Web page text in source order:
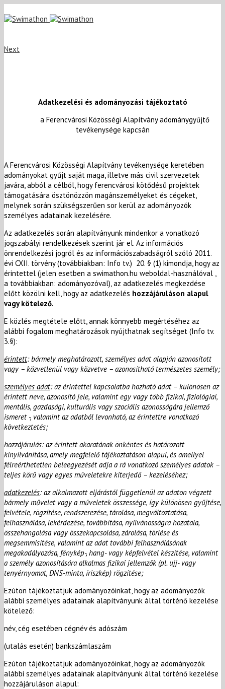
Next
Adatkezelési és adományozási tájékoztató
a Ferencvárosi Közösségi Alapítvány adománygyűjtő
tevékenysége kapcsán
A Ferencvárosi Közösségi Alapítvány tevékenysége keretében
adományokat gyűjt saját maga, illetve más civil szervezetek
javára, abból a célból, hogy ferencvárosi kötődésű projektek
támogatására ösztönözzön magánszemélyeket és cégeket,
melynek során szükségszerűen sor kerül az adományozók
személyes adatainak kezelésére.
Az adatkezelés során alapítványunk mindenkor a vonatkozó
jogszabályi rendelkezések szerint jár el. Az információs
önrendelkezési jogról és az információszabadságról szóló 2011.
évi CXII. törvény (továbbiakban: Info tv.) 20. § (1) kimondja, hogy az
érintettel (jelen esetben a swimathon.hu weboldal-használóval ,
a továbbiakban: adományozóval), az adatkezelés megkezdése
előtt közölni kell, hogy az adatkezelés hozzájáruláson alapul
vagy kötelező.
E közlés megtétele előtt, annak könnyebb megértéséhez az
alábbi fogalom meghatározások nyújthatnak segítséget (Info tv.
3.§):
érintett:bármely meghatározott, személyes adat alapján azonosított
vagy – közvetlenül vagy közvetve – azonosítható természetes személy;
személyes adat:az érintettel kapcsolatba hozható adat – különösen az
érintett neve, azonosító jele, valamint egy vagy több fizikai, fiziológiai,
mentális, gazdasági, kulturális vagy szociális azonosságára jellemző
ismeret -, valamint az adatból levonható, az érintettre vonatkozó
következtetés;
hozzájárulás:az érintett akaratának önkéntes és határozott
kinyilvánítása, amely megfelelő tájékoztatáson alapul, és amellyel
félreérthetetlen beleegyezését adja a rá vonatkozó személyes adatok –
teljes körű vagy egyes műveletekre kiterjedő – kezeléséhez;
adatkezelés:az alkalmazott eljárástól függetlenül az adaton végzett
bármely művelet vagy a műveletek összessége, így különösen gyűjtése,
felvétele, rögzítése, rendszerezése, tárolása, megváltoztatása,
felhasználása, lekérdezése, továbbítása, nyilvánosságra hozatala,
összehangolása vagy összekapcsolása, zárolása, törlése és
megsemmisítése, valamint az adat további felhasználásának
megakadályozása, fénykép-, hang- vagy képfelvétel készítése, valamint
a személy azonosítására alkalmas fizikai jellemzők (pl. ujj- vagy
tenyérnyomat, DNS-minta, íriszkép) rögzítése;
Ezúton tájékoztatjuk adományozóinkat, hogy az adományozók
alábbi személyes adatainak alapítványunk által történő kezelése
kötelező:
név, cég esetében cégnév és adószám
(utalás esetén) bankszámlaszám
Ezúton tájékoztatjuk adományozóinkat, hogy az adományozók
alábbi személyes adatainak alapítványunk által történő kezelése
hozzájáruláson alapul: